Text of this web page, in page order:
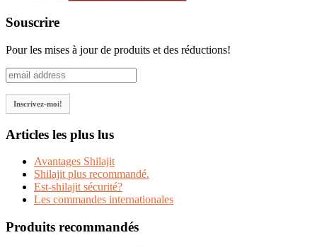
Souscrire
Pour les mises à jour de produits et des réductions!
Articles les plus lus
Avantages Shilajit
Shilajit plus recommandé.
Est-shilajit sécurité?
Les commandes internationales
Produits recommandés